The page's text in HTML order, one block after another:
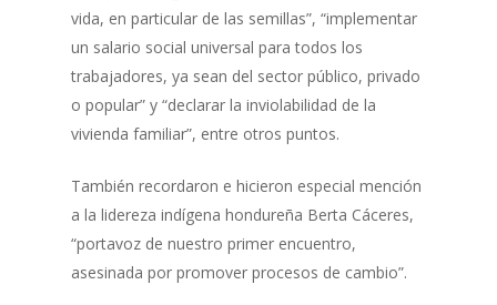
vida, en particular de las semillas”, “implementar
un salario social universal para todos los
trabajadores, ya sean del sector público, privado
o popular” y “declarar la inviolabilidad de la
vivienda familiar”, entre otros puntos.
También recordaron e hicieron especial mención
a la lidereza indígena hondureña Berta Cáceres,
“portavoz de nuestro primer encuentro,
asesinada por promover procesos de cambio”.